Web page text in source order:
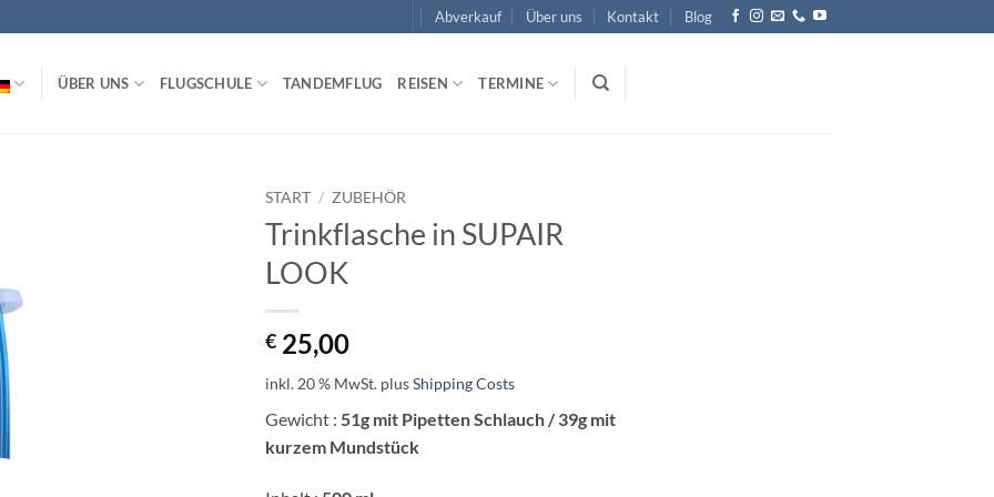
Abverkauf Über uns Kontakt Blog
ÜBER UNS FLUGSCHULE TANDEMFLUG REISEN TERMINE
START / ZUBEHÖR
Trinkflasche in SUPAIR
LOOK
€ 25,00
inkl. 20 % MwSt. plusShipping Costs
Gewicht : 51g mit Pipetten Schlauch / 39g mit
kurzem Mundstück